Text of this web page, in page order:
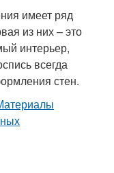
имеет ряд
из них – это
интерьер,
всегда
стен.